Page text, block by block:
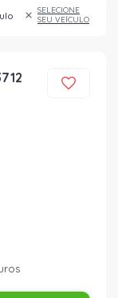
SELECIONE
SEU VEÍCULO